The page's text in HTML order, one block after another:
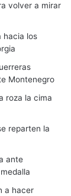
volver a mirar
hacia los
Montenegro
roza la cima
reparten la
ante
a hacer